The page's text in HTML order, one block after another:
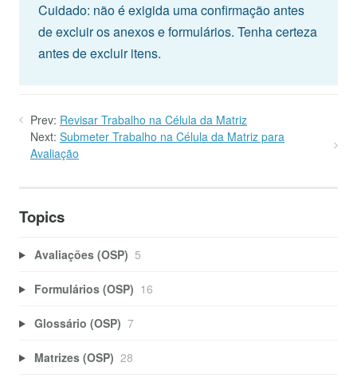
Cuidado: não é exigida uma confirmação antes
de excluir os anexos e formulários. Tenha certeza
antes de excluir itens.
Prev: Revisar Trabalho na Célula da Matriz
Next: Submeter Trabalho na Célula da Matriz para
Avaliação
Topics
Avaliações (OSP) 5
Formulários (OSP) 16
Glossário (OSP) 7
Matrizes (OSP) 28